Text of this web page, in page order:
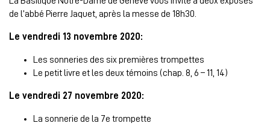
de l’abbé Pierre Jaquet, après la messe de 18h30.
Le vendredi 13 novembre 2020:
Les sonneries des six premières trompettes
Le petit livre et les deux témoins (chap. 8, 6 – 11, 14)
Le vendredi 27 novembre 2020:
La sonnerie de la 7e trompette